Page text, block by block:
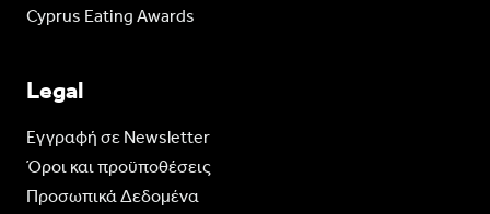
Cyprus Eating Awards
Legal
Eγγραφή σε Newsletter
Όροι και προϋποθέσεις
Προσωπικά Δεδομένα